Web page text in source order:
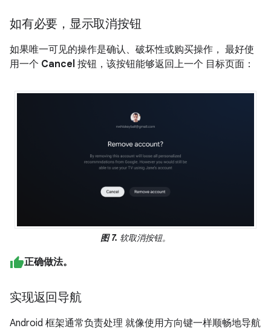
如有必要，显示取消按钮
如果唯一可见的操作是确认、破坏性或购买操作， 最好使
用一个 Cancel 按钮，该按钮能够返回上一个 目标页面：
图 7. 软取消按钮。
正确做法。
实现返回导航
Android 框架通常负责处理 就像使用方向键一样顺畅地导航